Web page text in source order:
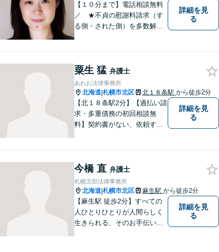
【１０分まで】電話相談無料
／ ★不貞の慰謝料請求（す
る側・された側）を多数解
理士と連携。同席相談も可】
詳細を見
る
粟生 猛 弁護士
あわお法律事務所
北海道|札幌市北区 北１８条駅 から徒歩2分
【北１８条駅2分】【過払い請
求・多重債務の初回相談無
料】契約書がない、依頼する
確認するのではすでに手遅れ
です。役員様のみならず、現
場のスタッフ様も法律知識が
仕事を守ります。
詳細を見
る
今橋 直 弁護士
札幌北部法律事務所
北海道|札幌市北区 麻生駅 から徒歩2分
【麻生駅 徒歩2分】すべての
人ひとりひとりが人間らしく
生きられる、そのお手伝いを
詳細を見
る